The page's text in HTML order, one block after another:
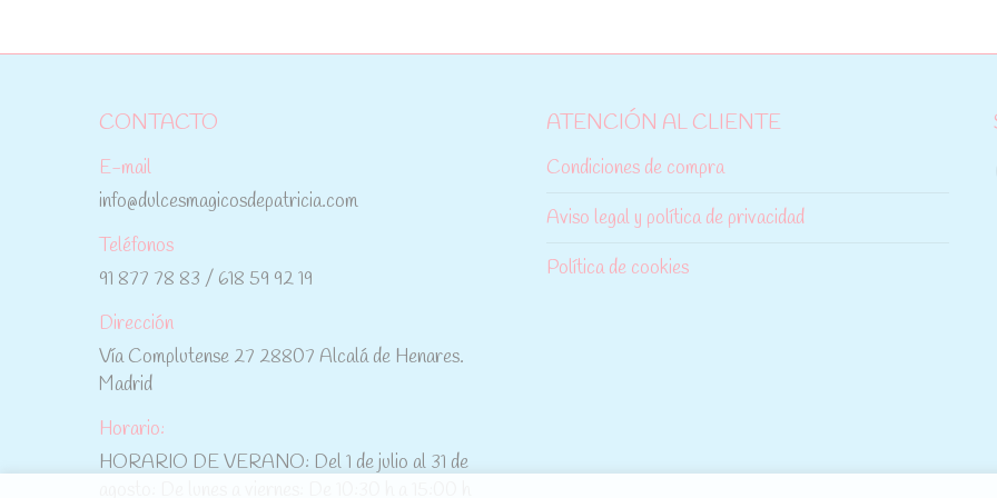
CONTACTO
E-mail
info@dulcesmagicosdepatricia.com
Teléfonos
91 877 78 83 / 618 59 92 19
Dirección
Vía Complutense 27 28807 Alcalá de Henares.
Madrid
Horario:
HORARIO DE VERANO: Del 1 de julio al 31 de
ATENCIÓN AL CLIENTE
Condiciones de compra
Aviso legal y política de privacidad
Política de cookies